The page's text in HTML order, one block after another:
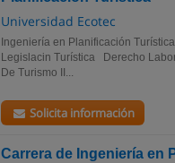
Universidad Ecotec
Ingeniería en Planificación
Legislacin Turística Derecho
De Turismo II...
Solicita información
Carrera de Ingeniería en